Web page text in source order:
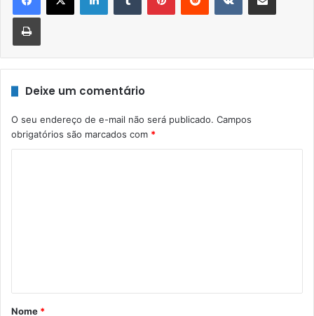
Imprimir
Deixe um comentário
O seu endereço de e-mail não será publicado. Campos
obrigatórios são marcados com *
rNome *